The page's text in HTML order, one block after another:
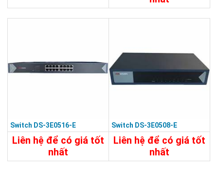
7.480.000đ
Switch DS-3E0516-E
Liên hệ để có giá tốt
nhất
5.450.000đ
Switch DS-3E0508-E
Liên hệ để có giá tốt
nhất
2.390.000đ